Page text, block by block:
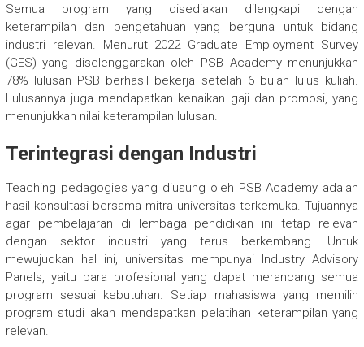
Semua program yang disediakan dilengkapi dengan
keterampilan dan pengetahuan yang berguna untuk bidang
industri relevan. Menurut 2022 Graduate Employment Survey
(GES) yang diselenggarakan oleh PSB Academy menunjukkan
78% lulusan PSB berhasil bekerja setelah 6 bulan lulus kuliah.
Lulusannya juga mendapatkan kenaikan gaji dan promosi, yang
menunjukkan nilai keterampilan lulusan.
Terintegrasi dengan Industri
Teaching pedagogies yang diusung oleh PSB Academy adalah
hasil konsultasi bersama mitra universitas terkemuka. Tujuannya
agar pembelajaran di lembaga pendidikan ini tetap relevan
dengan sektor industri yang terus berkembang. Untuk
mewujudkan hal ini, universitas mempunyai Industry Advisory
Panels, yaitu para profesional yang dapat merancang semua
program sesuai kebutuhan. Setiap mahasiswa yang memilih
program studi akan mendapatkan pelatihan keterampilan yang
relevan.